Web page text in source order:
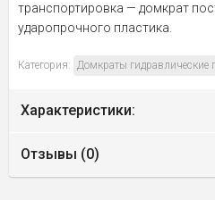
транспортировка — домкрат
ударопрочного пластика.
Категория: Домкраты гидравлические
Характеристики:
Отзывы (0)